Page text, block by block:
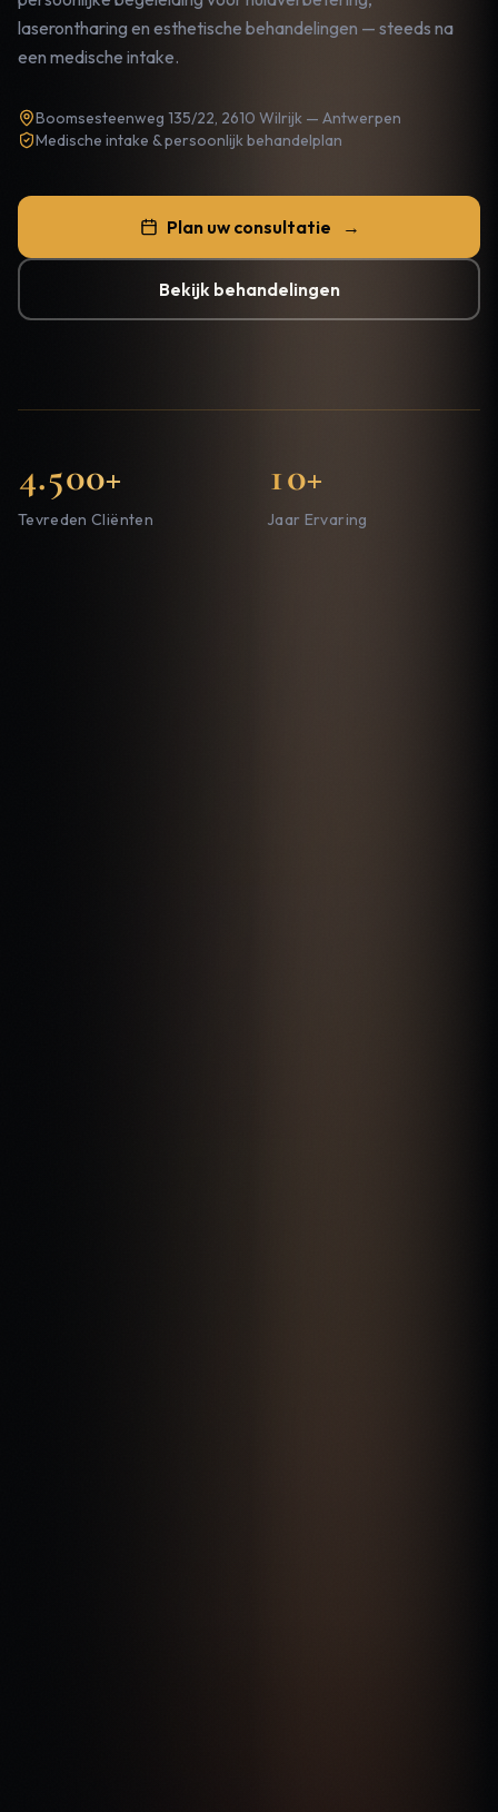
laserontharing en esthetische behandelingen — steeds na
een medische intake.
Boomsesteenweg 135/22, 2610 Wilrijk — Antwerpen
Medische intake & persoonlijk behandelplan
Plan uw consultatie →
Bekijk behandelingen
4.500+
Tevreden Cliënten
10+
Jaar Ervaring